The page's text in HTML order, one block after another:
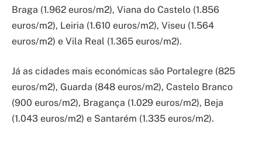
Braga (1.962 euros/m2), Viana do Castelo (1.856
euros/m2), Leiria (1.610 euros/m2), Viseu (1.564
euros/m2) e Vila Real (1.365 euros/m2).
Já as cidades mais económicas são Portalegre (825
euros/m2), Guarda (848 euros/m2), Castelo Branco
(900 euros/m2), Bragança (1.029 euros/m2), Beja
(1.043 euros/m2) e Santarém (1.335 euros/m2).